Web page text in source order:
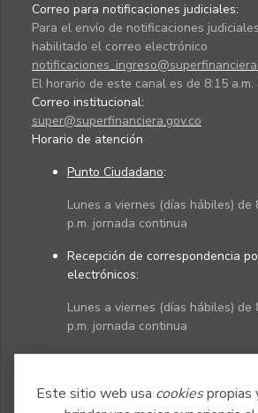
Este sitio web usa cookiespropias
Correo para notificaciones judiciales:
Para el envío de notificaciones
habilitado el correo electrónico
El horario de este canal es de 8:15 a.m.
Correo institucional:
super@superfinanciera.gov.co
Horario de atención
Punto Ciudadano:
Lunes a viernes (días hábiles) de
p.m. jornada continua
Recepción de correspondencia
electrónicos:
Lunes a viernes (días hábiles) de
p.m. jornada continua